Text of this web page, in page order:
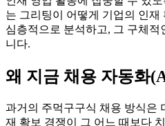
는 그리팅이 어떻게 기업의 인재
심층적으로 분석하고, 그 구체
니다.
왜 지금 채용 자동화
과거의 주먹구구식 채용 방식은
재 확보 경쟁이 그 어느 때보다